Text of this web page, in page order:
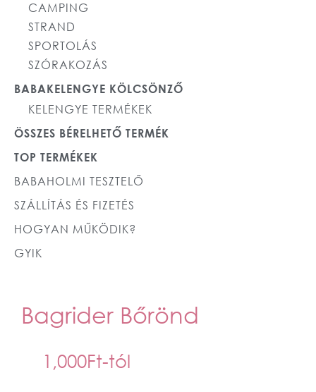
CAMPING
STRAND
SPORTOLÁS
SZÓRAKOZÁS
BABAKELENGYE KÖLCSÖNZŐ
KELENGYE TERMÉKEK
ÖSSZES BÉRELHETŐ TERMÉK
TOP TERMÉKEK
BABAHOLMI TESZTELŐ
SZÁLLÍTÁS ÉS FIZETÉS
HOGYAN MŰKÖDIK?
GYIK
Bagrider Bőrönd
1,000Ft-tól